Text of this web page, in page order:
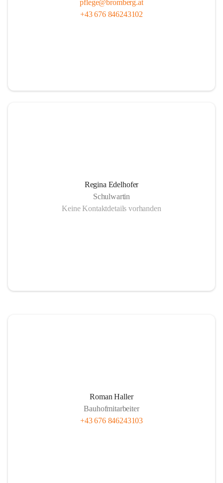
pflege@bromberg.at
+43 676 846243102
Regina Edelhofer
Schulwartin
Keine Kontaktdetails vorhanden
Roman Haller
Bauhofmitarbeiter
+43 676 846243103